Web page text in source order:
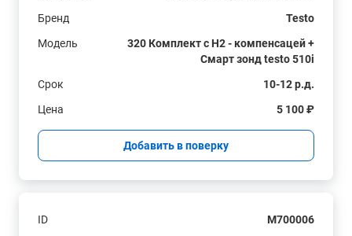
Бренд
Testo
Модель
320 Комплект с H2 - компенсацей +
Смарт зонд testo 510i
Срок
10-12 р.д.
Цена
5 100 ₽
Добавить в поверку
ID
M700006